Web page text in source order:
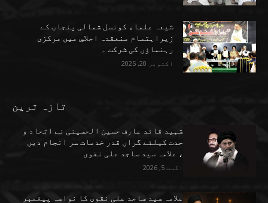
شیعہ علماء کونسل شمالی پنجاب کے
زیراہتمام منعقدہ اجلاسِ میں مرکزی
رہنماؤں کی شرکت ۔
اکتوبر 20, 2025
تازہ ترین
شہید قائد عارف حسین الحسینی نے اتحاد و
حدت کیلئے گراں قدر خدمات سر انجام دیں
، علامہ سید ساجد علی نقوی
اگست 5, 2026
علامہ سید ساجد علی نقوی کا نواسہ پیغمبر